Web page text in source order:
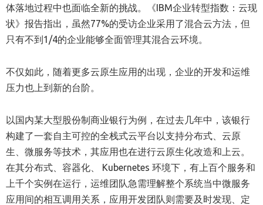
体落地过程中也面临全新的挑战。《IBM企业转型指数：云现
状》报告指出，虽然77%的受访企业采用了混合云方法，但
只有不到1/4的企业能够全面管理其混合云环境。
不仅如此，随着更多云原生应用的出现，企业的开发和运维
压力也上到新的台阶。
以国内某大型股份制商业银行为例，在过去几年中，该银行
构建了一套自主可控的全栈式云平台以支持分布式、云原
生、微服务等技术，其应用也在进行云原生化改造和上云。
在其分布式、容器化、 Kubernetes 环境下，有上百个服务和
上千个实例在运行，运维团队急需理解整个系统当中微服务
应用间的相互调用关系，应用开发团队则需要及时发现、定